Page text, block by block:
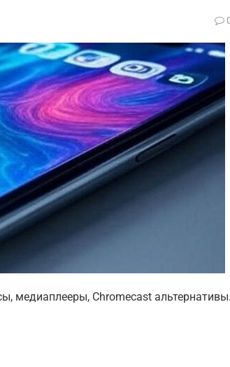
медиаплееры, Chromecast альтернативы.